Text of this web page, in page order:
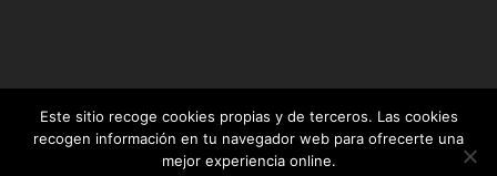
Sitio web desarrollado por +QueGusto S.C.
Este sitio recoge cookies propias y de terceros. Las cookies
recogen información en tu navegador web para ofrecerte una
mejor experiencia online.